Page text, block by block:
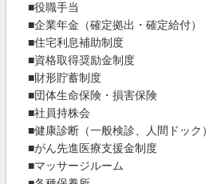
■役職手当
■企業年金（確定拠出・確定給付）
■住宅利息補助制度
■資格取得奨励金制度
■財形貯蓄制度
■団体生命保険・損害保険
■社員持株会
■健康診断（一般検診、人間ドック）
■がん先進医療支援金制度
■マッサージルーム